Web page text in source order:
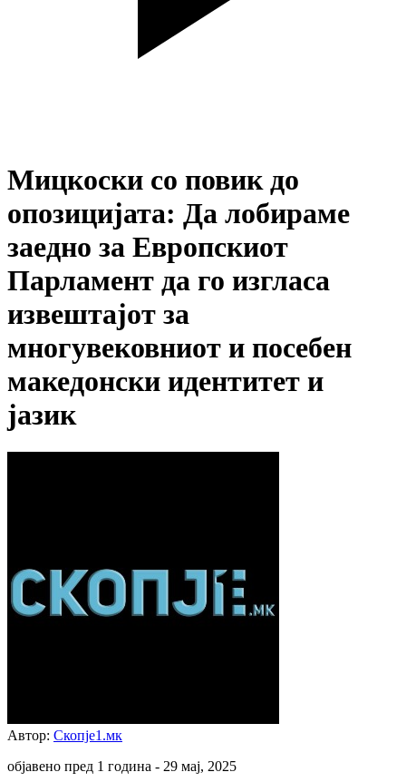
Мицкоски со повик до
опозицијата: Да лобираме
заедно за Европскиот
Парламент да го изгласа
извештајот за
многувековниот и посебен
македонски идентитет и
јазик
Автор: Скопје1.мк
објавено пред 1 година - 29 мај, 2025